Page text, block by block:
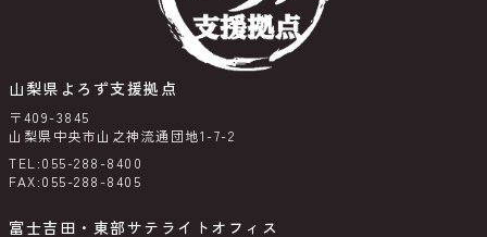
山梨県よろず支援拠点
〒409-3845
山梨県中央市山之神流通団地1-7-2
TEL:055-288-8400
FAX:055-288-8405
富士吉田・東部サテライトオフィス